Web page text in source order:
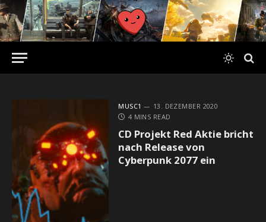
MUSC1
13. DEZEMBER 2020
4 MINS READ
CD Projekt Red Aktie bricht
nach Release von
Cyberpunk 2077 ein